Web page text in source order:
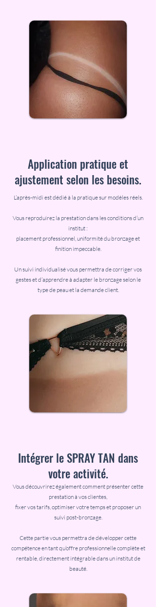
Application pratique et
ajustement selon les besoins.
L’après-midi est dédié à la pratique sur modèles réels.
Vous reproduirez la prestation dans les conditions d’un
institut :
placement professionnel, uniformité du bronzage et
finition impeccable.
Un suivi individualisé vous permettra de corriger vos
gestes et d’apprendre à adapter le bronzage selon le
type de peau et la demande client.
Intégrer le SPRAY TAN dans
votre activité.
Vous découvrirez également comment présenter cette
prestation à vos clientes,
fixer vos tarifs, optimiser votre temps et proposer un
suivi post-bronzage.
Cette partie vous permettra de développer cette
compétence en tant qu’offre professionnelle complète et
rentable, directement intégrable dans un institut de
beauté.